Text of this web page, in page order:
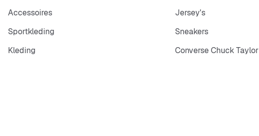
Accessoires
Jersey's
Sportkleding
Sneakers
Kleding
Converse Chuck Taylor